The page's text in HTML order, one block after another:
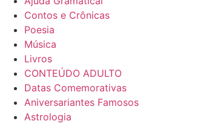
Contos e Crônicas
Poesia
Música
Livros
CONTEÚDO ADULTO
Datas Comemorativas
Aniversariantes Famosos
Astrologia